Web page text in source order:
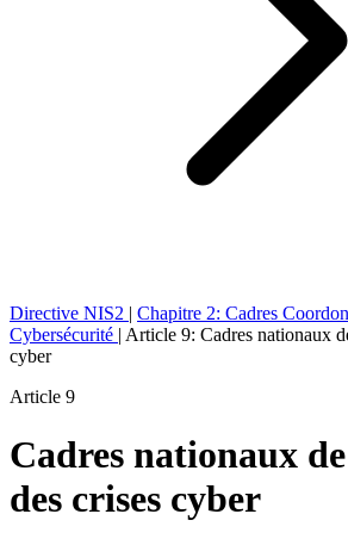
Directive NIS2 | Chapitre 2: Cadres
Cybersécurité | Article 9: Cadres nationaux
cyber
Article 9
Cadres nationaux
des crises cyber